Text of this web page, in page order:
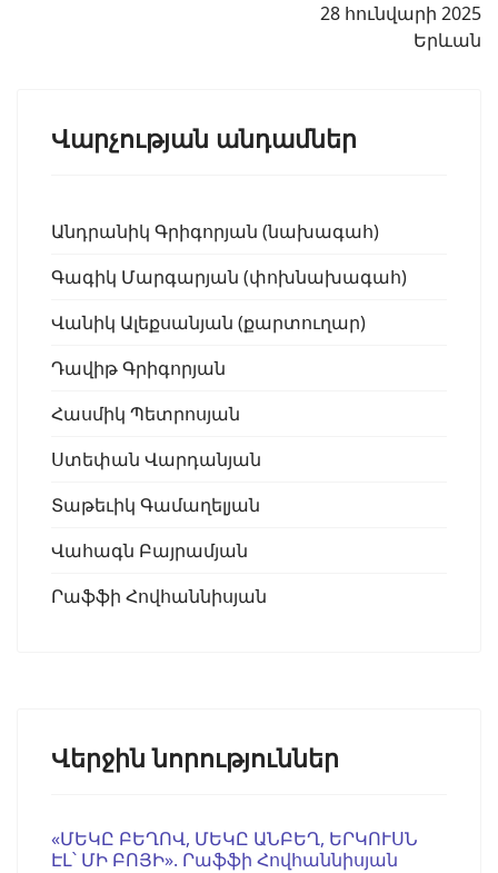
28 հունվարի 2025
Երևան
Վարչության անդամներ
Անդրանիկ Գրիգորյան (նախագահ)
Գագիկ Մարգարյան (փոխնախագահ)
Վանիկ Ալեքսանյան (քարտուղար)
Դավիթ Գրիգորյան
Հասմիկ Պետրոսյան
Ստեփան Վարդանյան
Տաթեւիկ Գամաղելյան
Վահագն Բայրամյան
Րաֆֆի Հովհաննիսյան
Վերջին նորություններ
«ՄԵԿԸ ԲԵՂՈՎ, ՄԵԿԸ ԱՆԲԵՂ, ԵՐԿՈՒՍՆ
ԷԼ՝ ՄԻ ԲՈՅԻ». Րաֆֆի Հովհաննիսյան